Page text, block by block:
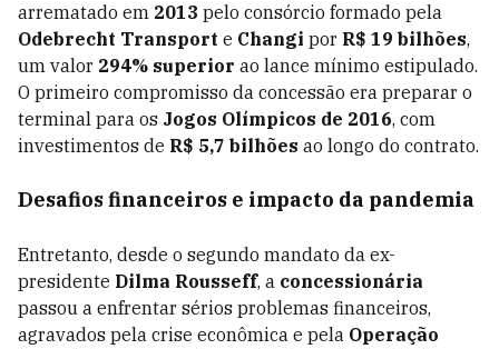
arrematado em 2013 pelo consórcio formado pela
Odebrecht Transport e Changi por R$ 19 bilhões,
um valor 294% superior ao lance mínimo estipulado.
O primeiro compromisso da concessão era preparar o
terminal para os Jogos Olímpicos de 2016, com
investimentos de R$ 5,7 bilhões ao longo do contrato.
Desafios financeiros e impacto da pandemia
Entretanto, desde o segundo mandato da ex-
presidente Dilma Rousseff, a concessionária
passou a enfrentar sérios problemas financeiros,
agravados pela crise econômica e pela Operação